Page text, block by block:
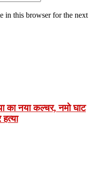
in this browser for the next
का नया कल्चर, नमो घाट